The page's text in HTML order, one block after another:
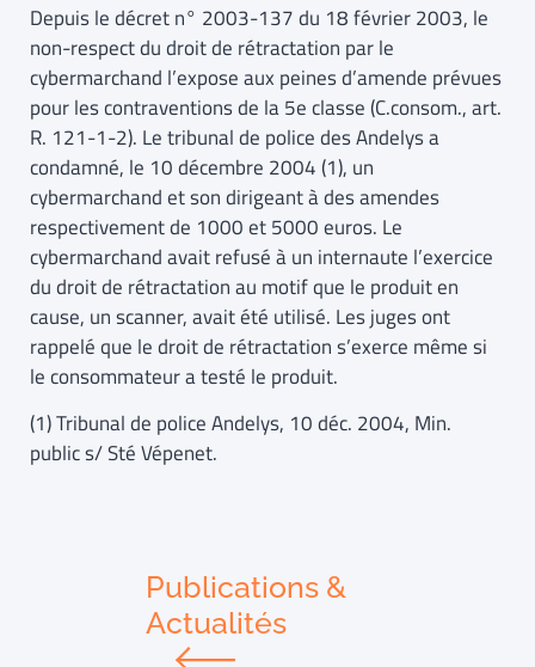
Depuis le décret n° 2003-137 du 18 février 2003, le
non-respect du droit de rétractation par le
cybermarchand l’expose aux peines d’amende prévues
pour les contraventions de la 5e classe (C.consom., art.
R. 121-1-2). Le tribunal de police des Andelys a
condamné, le 10 décembre 2004 (1), un
cybermarchand et son dirigeant à des amendes
respectivement de 1000 et 5000 euros. Le
cybermarchand avait refusé à un internaute l’exercice
du droit de rétractation au motif que le produit en
cause, un scanner, avait été utilisé. Les juges ont
rappelé que le droit de rétractation s’exerce même si
le consommateur a testé le produit.
(1) Tribunal de police Andelys, 10 déc. 2004, Min.
public s/ Sté Vépenet.
Publications &
Actualités